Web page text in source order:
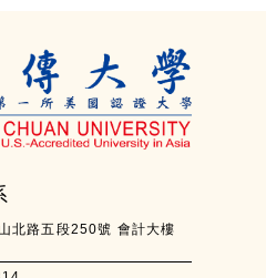
北路五段250號 會計大樓